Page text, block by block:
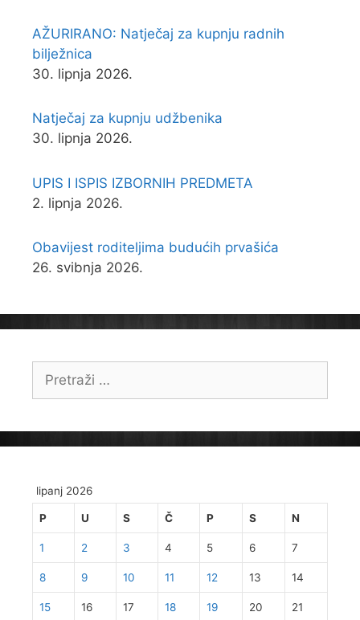
AŽURIRANO: Natječaj za kupnju radnih
bilježnica
30. lipnja 2026.
Natječaj za kupnju udžbenika
30. lipnja 2026.
UPIS I ISPIS IZBORNIH PREDMETA
2. lipnja 2026.
Obavijest roditeljima budućih prvašića
26. svibnja 2026.
Pretraži:
lipanj 2026
P U S Č P S N
1 2 3 4 5 6 7
8 9 10 11 12 13 14
15 16 17 18 19 20 21